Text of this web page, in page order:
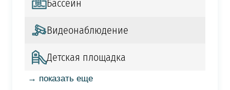
Бассейн
Видеонаблюдение
Детская площадка
→ показать еще